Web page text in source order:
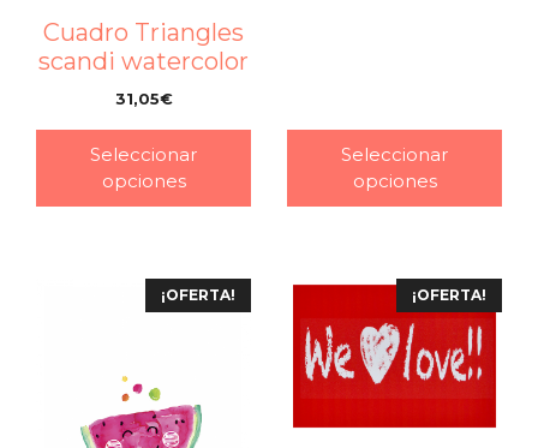
Cuadro Triangles
scandi watercolor
31,05€
Seleccionar
opciones
Seleccionar
opciones
¡OFERTA! ¡OFERTA!